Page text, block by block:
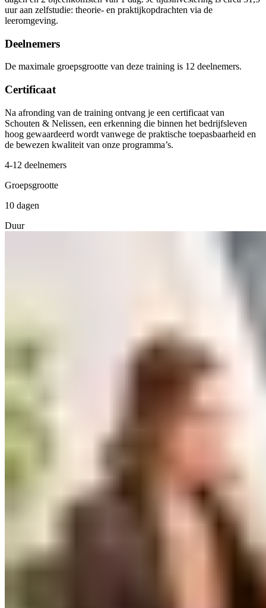
uur aan zelfstudie: theorie- en praktijkopdrachten via de
leeromgeving.
Deelnemers
De maximale groepsgrootte van deze training is 12 deelnemers.
Certificaat
Na afronding van de training ontvang je een certificaat van
Schouten & Nelissen, een erkenning die binnen het bedrijfsleven
hoog gewaardeerd wordt vanwege de praktische toepasbaarheid en
de bewezen kwaliteit van onze programma’s.
4-12 deelnemers
Groepsgrootte
10 dagen
Duur